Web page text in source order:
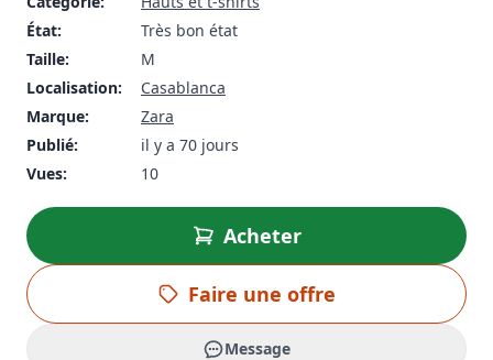
État:
Très bon état
Taille:
M
Localisation:
Casablanca
Marque:
Zara
Publié:
il y a 70 jours
Vues:
10
Acheter
Faire une offre
Message